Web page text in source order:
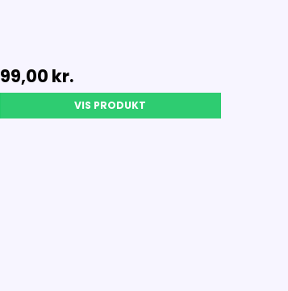
99,00 kr.
VIS PRODUKT